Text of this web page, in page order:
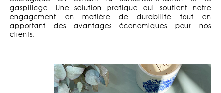
gaspillage. Une solution pratique qui soutient notre
engagement en matière de durabilité tout en
apportant des avantages économiques pour nos
clients.